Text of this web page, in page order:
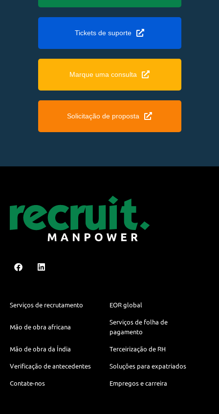
Tickets de suporte
Marque uma consulta
Solicitação de proposta
Serviços de recrutamento EOR global
Mão de obra africana
Serviços de folha de
pagamento
Mão de obra da Índia Terceirização de RH
Verificação de antecedentes Soluções para expatriados
Contate-nos Empregos e carreira